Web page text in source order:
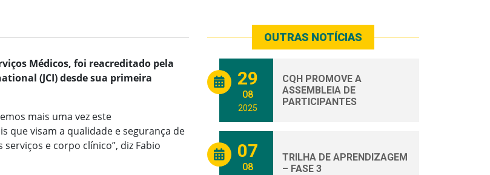
Médicos, foi reacreditado pela
(JCI) desde sua primeira
mais uma vez este
que visam a qualidade e segurança de
e corpo clínico”, diz Fabio
OUTRAS NOTÍCIAS
29
08
2025
CQH PROMOVE A
ASSEMBLEIA DE
PARTICIPANTES
07
08
TRILHA DE APRENDIZAGEM
– FASE 3